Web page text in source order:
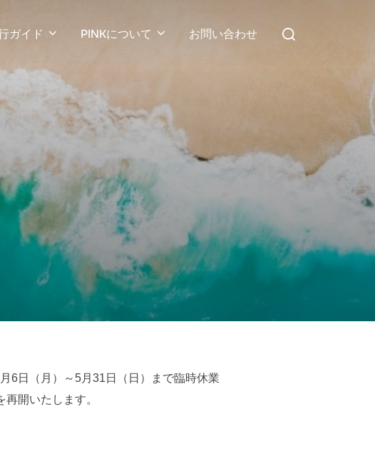
ガイド PINKについて お問い合わせ
6日（月）～5月31日（日）まで臨時休業
開いたします。